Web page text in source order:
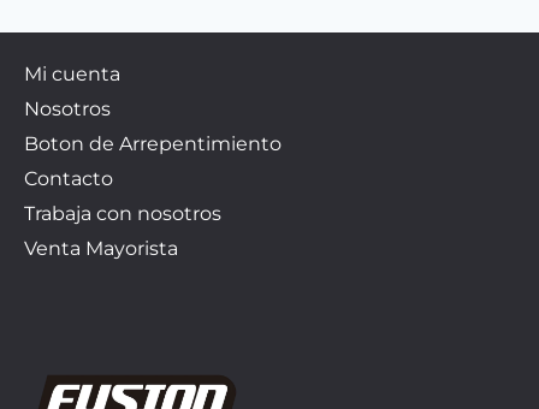
Mi cuenta
Nosotros
Boton de Arrepentimiento
Contacto
Trabaja con nosotros
Venta Mayorista